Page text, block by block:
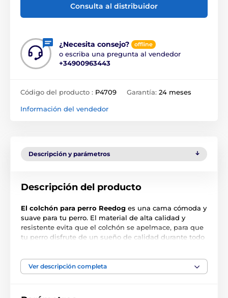
Consulta al distribuidor
¿Necesita consejo? offline
o escriba una pregunta al vendedor
+34900963443
Código del producto : P4709 Garantía: 24 meses
Información del vendedor
Descripción y parámetros
Descripción del producto
El colchón para perro Reedog es una cama cómoda y
suave para tu perro. El material de alta calidad y
resistente evita que el colchón se apelmace, para que
tu perro disfrute de un sueño de calidad durante todo
Red. Además, gracias a la funda extraíble, puedes
limpiar el colchón en cualquier momento.
Ver descripción completa